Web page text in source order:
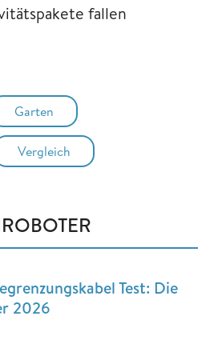
fallen
Garten
Vergleich
Test: Die
2026